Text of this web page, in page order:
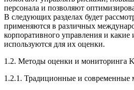
персонала и позволяют
В следующих разделах будет
применяются в различных
корпоративного управления и какие
используются для их оценки.
1.2. Методы оценки и мониторинга
1.2.1. Традиционные и современные